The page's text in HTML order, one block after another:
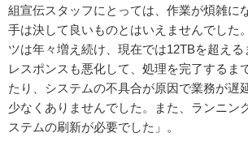
組宣伝スタッフにとっては、作業が煩雑に
手は決して良いものとはいえませんでした
ツは年々増え続け、現在では12TBを超え
レスポンスも悪化して、処理を完了するま
たり、システムの不具合が原因で業務が遅
少なくありませんでした。また、ランニン
ステムの刷新が必要でした」。